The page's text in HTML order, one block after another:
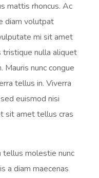
mattis rhoncus. Ac
diam volutpat
mi sit amet
tristique nulla aliquet
Mauris nunc congue
tellus in. Viverra
euismod nisi
sit amet tellus cras
tellus molestie nunc
a diam maecenas